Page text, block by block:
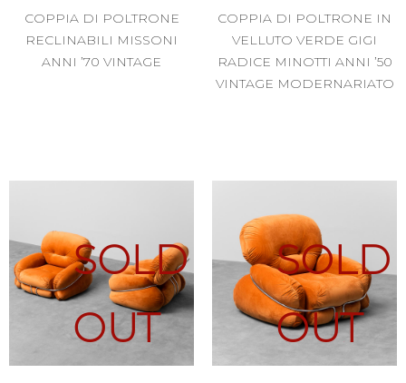
COPPIA DI POLTRONE
RECLINABILI MISSONI
ANNI ’70 VINTAGE
COPPIA DI POLTRONE IN
VELLUTO VERDE GIGI
RADICE MINOTTI ANNI ’50
VINTAGE MODERNARIATO
SOLD
OUT
SOLD
OUT